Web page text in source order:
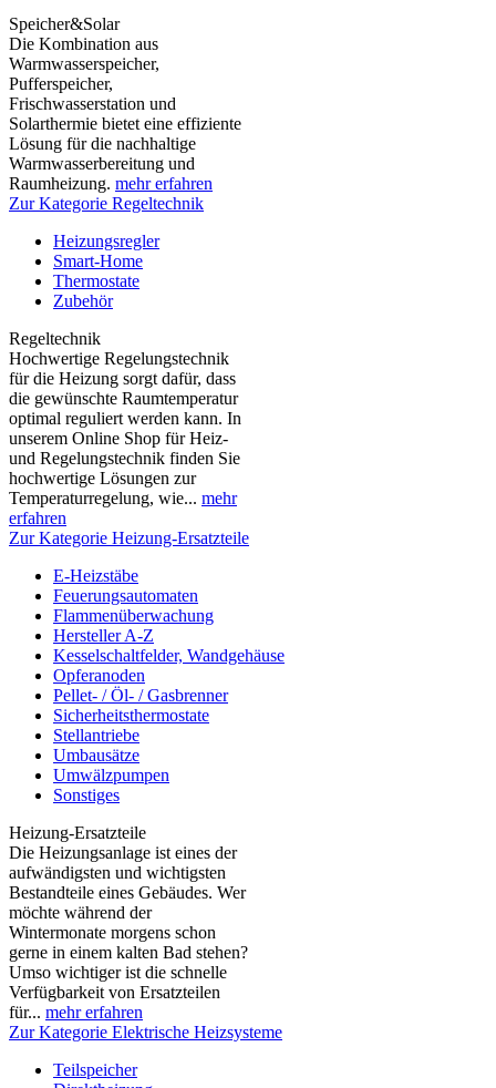
Speicher&Solar
Die Kombination aus
Warmwasserspeicher,
Pufferspeicher,
Frischwasserstation und
Solarthermie bietet eine effiziente
Lösung für die nachhaltige
Warmwasserbereitung und
Raumheizung. mehr erfahren
Zur Kategorie Regeltechnik
Heizungsregler
Smart-Home
Thermostate
Zubehör
Regeltechnik
Hochwertige Regelungstechnik
für die Heizung sorgt dafür, dass
die gewünschte Raumtemperatur
optimal reguliert werden kann. In
unserem Online Shop für Heiz-
und Regelungstechnik finden Sie
hochwertige Lösungen zur
Temperaturregelung, wie... mehr
erfahren
Zur Kategorie Heizung-Ersatzteile
E-Heizstäbe
Feuerungsautomaten
Flammenüberwachung
Hersteller A-Z
Kesselschaltfelder, Wandgehäuse
Opferanoden
Pellet- / Öl- / Gasbrenner
Sicherheitsthermostate
Stellantriebe
Umbausätze
Umwälzpumpen
Sonstiges
Heizung-Ersatzteile
Die Heizungsanlage ist eines der
aufwändigsten und wichtigsten
Bestandteile eines Gebäudes. Wer
möchte während der
Wintermonate morgens schon
gerne in einem kalten Bad stehen?
Umso wichtiger ist die schnelle
Verfügbarkeit von Ersatzteilen
für... mehr erfahren
Zur Kategorie Elektrische Heizsysteme
Teilspeicher